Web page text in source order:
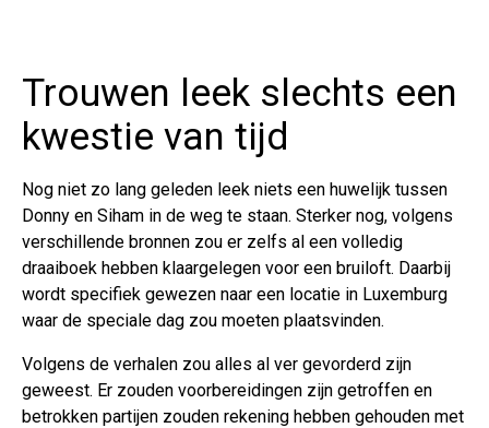
Trouwen leek slechts een
kwestie van tijd
Nog niet zo lang geleden leek niets een huwelijk tussen
Donny en Siham in de weg te staan. Sterker nog, volgens
verschillende bronnen zou er zelfs al een volledig
draaiboek hebben klaargelegen voor een bruiloft. Daarbij
wordt specifiek gewezen naar een locatie in Luxemburg
waar de speciale dag zou moeten plaatsvinden.
Volgens de verhalen zou alles al ver gevorderd zijn
geweest. Er zouden voorbereidingen zijn getroffen en
betrokken partijen zouden rekening hebben gehouden met